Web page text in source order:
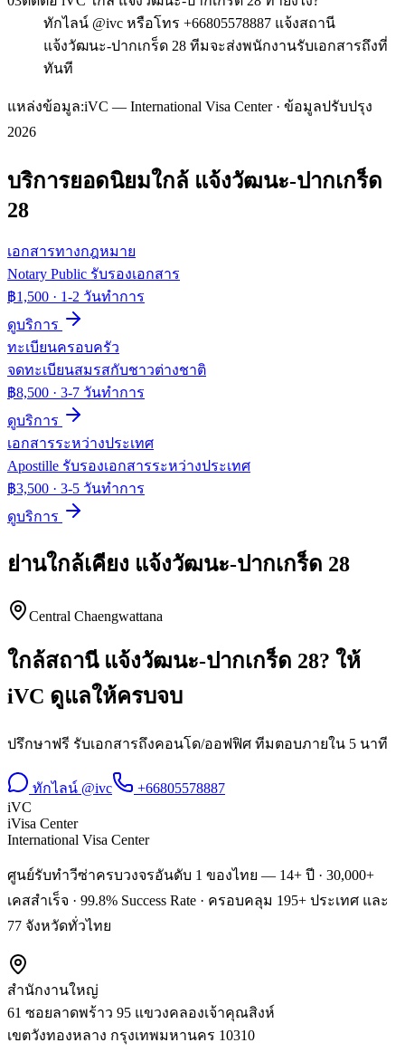
ทักไลน์ @ivc หรือโทร +66805578887 แจ้งสถานี
แจ้งวัฒนะ-ปากเกร็ด 28 ทีมจะส่งพนักงานรับเอกสารถึงที่
ทันที
แหล่งข้อมูล:iVC — International Visa Center · ข้อมูลปรับปรุง
2026
บริการยอดนิยมใกล้ แจ้งวัฒนะ-ปากเกร็ด
28
เอกสารทางกฎหมาย
Notary Public รับรองเอกสาร
฿1,500 · 1-2 วันทำการ
ดูบริการ
ทะเบียนครอบครัว
จดทะเบียนสมรสกับชาวต่างชาติ
฿8,500 · 3-7 วันทำการ
ดูบริการ
เอกสารระหว่างประเทศ
Apostille รับรองเอกสารระหว่างประเทศ
฿3,500 · 3-5 วันทำการ
ดูบริการ
ย่านใกล้เคียง แจ้งวัฒนะ-ปากเกร็ด 28
Central Chaengwattana
ใกล้สถานี แจ้งวัฒนะ-ปากเกร็ด 28? ให้
iVC ดูแลให้ครบจบ
ปรึกษาฟรี รับเอกสารถึงคอนโด/ออฟฟิศ ทีมตอบภายใน 5 นาที
ทักไลน์ @ivc
+66805578887
iVC
iVisa Center
International Visa Center
ศูนย์รับทำวีซ่าครบวงจรอันดับ 1 ของไทย — 14+ ปี · 30,000+
เคสสำเร็จ · 99.8% Success Rate · ครอบคลุม 195+ ประเทศ และ
77 จังหวัดทั่วไทย
สำนักงานใหญ่
61 ซอยลาดพร้าว 95 แขวงคลองเจ้าคุณสิงห์
เขตวังทองหลาง กรุงเทพมหานคร 10310